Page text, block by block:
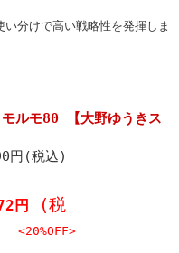
分けで高い戦略性を発揮しま
ルモ80 【大野ゆうきス
円(税込)
円
(税
<20%OFF>